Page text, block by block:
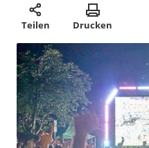
Teilen Drucken